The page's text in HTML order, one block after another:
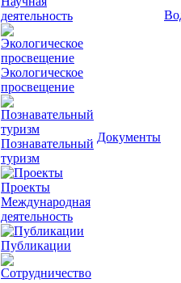
деятельность
Экологическое
просвещение
Познавательный
туризм
Проекты
Международная
деятельность
Публикации
Документы